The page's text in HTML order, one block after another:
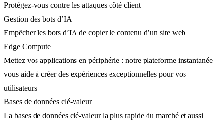
Protégez-vous contre les attaques côté client
Gestion des bots d’IA
Empêcher les bots d’IA de copier le contenu d’un site web
Edge Compute
Mettez vos applications en périphérie : notre plateforme instantanée
vous aide à créer des expériences exceptionnelles pour vos
utilisateurs
Bases de données clé-valeur
La bases de données clé-valeur la plus rapide du marché et aussi